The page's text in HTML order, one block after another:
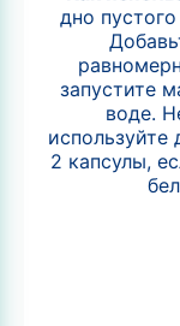
дно
запустите
воде.
используйте
2 капсулы,